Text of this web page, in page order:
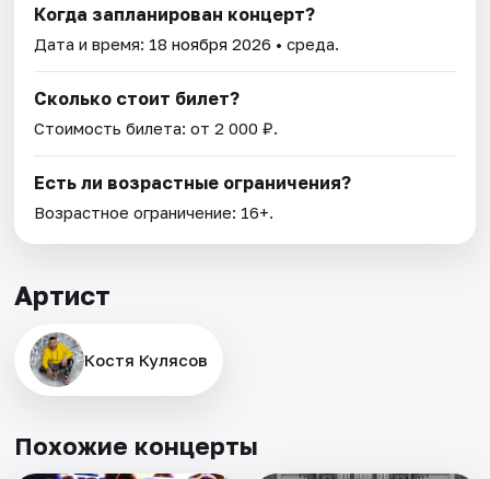
Когда запланирован концерт?
Дата и время: 18 ноября 2026 • среда.
Сколько стоит билет?
Стоимость билета: от 2 000 ₽.
Есть ли возрастные ограничения?
Возрастное ограничение: 16+.
Артист
Костя Кулясов
Похожие концерты